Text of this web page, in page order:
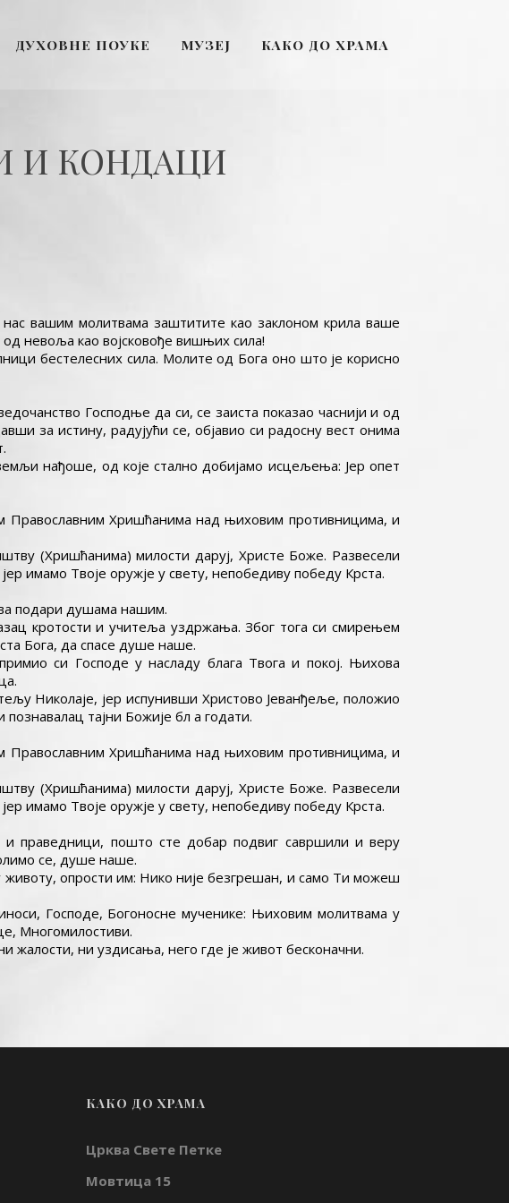
ДУХОВНЕ ПОУКЕ МУЗЕЈ КАКО ДО ХРАМА
И КОНДАЦИ
нас вашим молитвама заштитите као заклоном крила ваше
невоља као војсковође вишњих сила!
бестелесних сила. Молите од Бога оно што је корисно
Господње да си, се заиста показао часнији и од
за истину, радујући се, објавио си радосну вест онима
нађоше, од које стално добијамо исцељења: Јер опет
Православним Хришћанима над њиховим противницима, и
(Хришћанима) милости даруј, Христе Боже. Развесели
имамо Твоје оружје у свету, непобедиву победу Крста.
подари душама нашим.
кротости и учитеља уздржања. Због тога си смирењем
Бога, да спасе душе наше.
си Господе у насладу блага Твога и покој. Њихова
Николаје, јер испунивши Христово Јеванђеље, положио
тајни Божије бл a годати.
Православним Хришћанима над њиховим противницима, и
(Хришћанима) милости даруј, Христе Боже. Развесели
имамо Твоје оружје у свету, непобедиву победу Крста.
праведници, пошто сте добар подвиг савршили и веру
се, душе наше.
животу, опрости им: Нико није безгрешан, и само Ти можеш
Господе, Богоносне мученике: Њиховим молитвама у
Многомилостиви.
жалости, ни уздисања, него где је живот бесконачни.
КАКО ДО ХРАМА
Црква Свете Петке
Мовтица 15